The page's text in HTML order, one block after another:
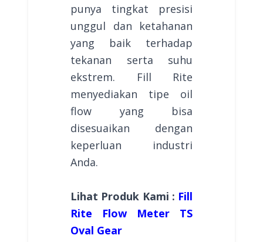
punya tingkat presisi
unggul dan ketahanan
yang baik terhadap
tekanan serta suhu
ekstrem. Fill Rite
menyediakan tipe oil
flow yang bisa
disesuaikan dengan
keperluan industri
Anda.
Lihat Produk Kami : Fill
Rite Flow Meter TS
Oval Gear